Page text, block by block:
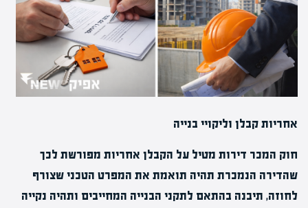
אחריות קבלן וליקויי בנייה
חוק המכר דירות מטיל על הקבלן אחריות מפורשת לכך
שהדירה הנמכרת תהיה תואמת את המפרט הטכני שצורף
לחוזה, תיבנה בהתאם לתקני הבנייה המחייבים ותהיה נקייה